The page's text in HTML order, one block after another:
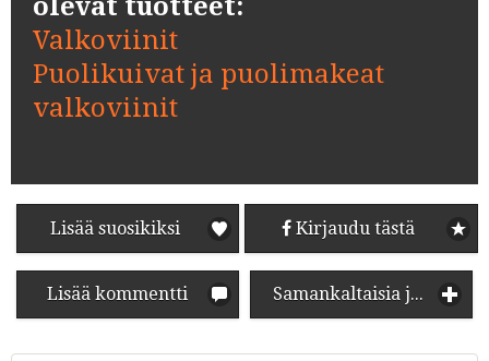
olevat tuotteet:
Valkoviinit
Puolikuivat ja puolimakeat
valkoviinit
Lisää suosikiksi Kirjaudu tästä
Lisää kommentti Samankaltaisia juomia